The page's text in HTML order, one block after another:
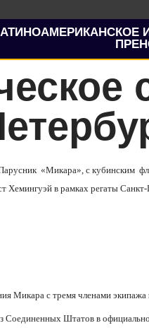
«Микара», с кубинским
в рамках регаты Санкт-
Микара с тремя членами
Соединенных Штатов в